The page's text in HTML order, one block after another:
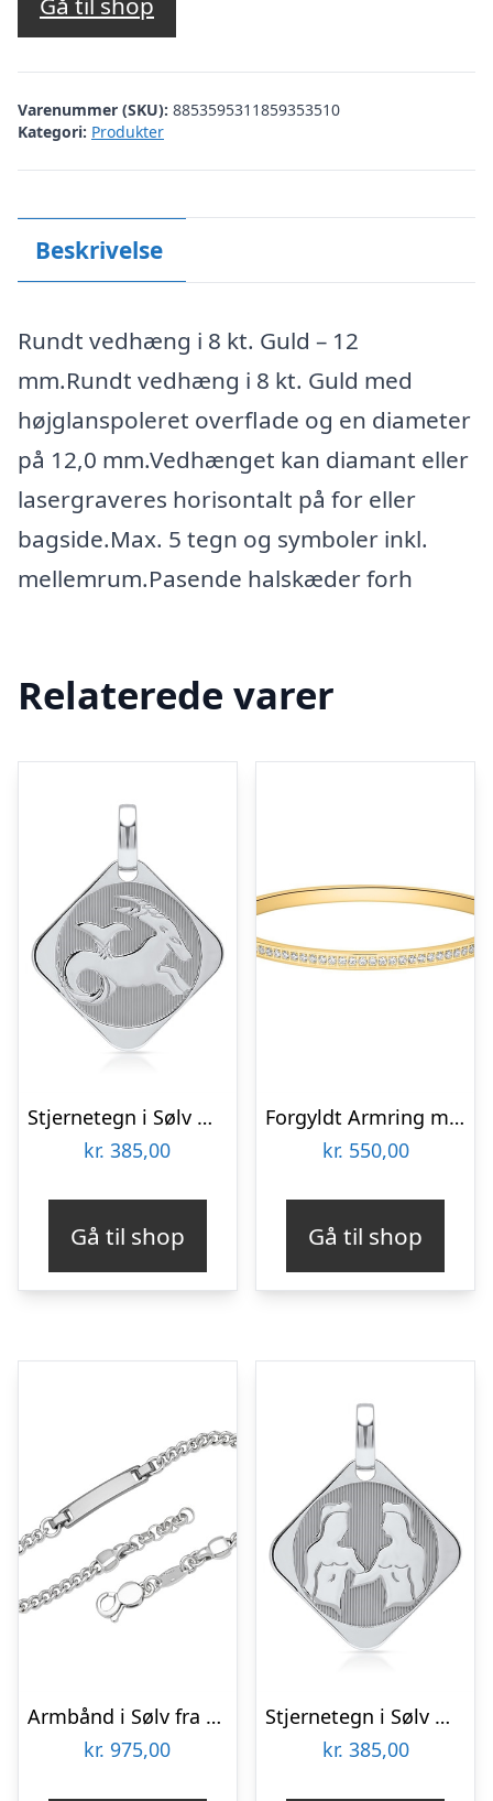
Varenummer (SKU): 8853595311859353510
Kategori: Produkter
Beskrivelse
Rundt vedhæng i 8 kt. Guld – 12
mm.Rundt vedhæng i 8 kt. Guld med
højglanspoleret overflade og en diameter
på 12,0 mm.Vedhænget kan diamant eller
lasergraveres horisontalt på for eller
bagside.Max. 5 tegn og symboler inkl.
mellemrum.Pasende halskæder forh
Relaterede varer
Stjernetegn i Sølv med Stenbukken – Mulighed for gravering
kr. 385,00
Gå til shop
Forgyldt Armring med Zirkonia – Mulighed for gravering
kr. 550,00
Gå til shop
Armbånd i Sølv fra 17 til 20 cm – Mulighed for gravering
kr. 975,00
Stjernetegn i Sølv med Tvillingen – Mulighed for gravering
kr. 385,00